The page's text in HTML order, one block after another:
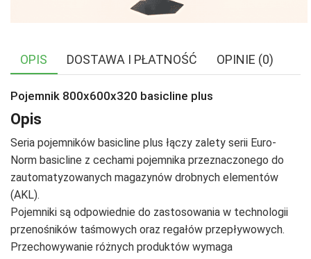
OPIS DOSTAWA I PŁATNOŚĆ OPINIE (0)
Pojemnik 800x600x320 basicline plus
Opis
Seria pojemników basicline plus łączy zalety serii Euro-
Norm basicline z cechami pojemnika przeznaczonego do
zautomatyzowanych magazynów drobnych elementów
(AKL).
Pojemniki są odpowiednie do zastosowania w technologii
przenośników taśmowych oraz regałów przepływowych.
Przechowywanie różnych produktów wymaga